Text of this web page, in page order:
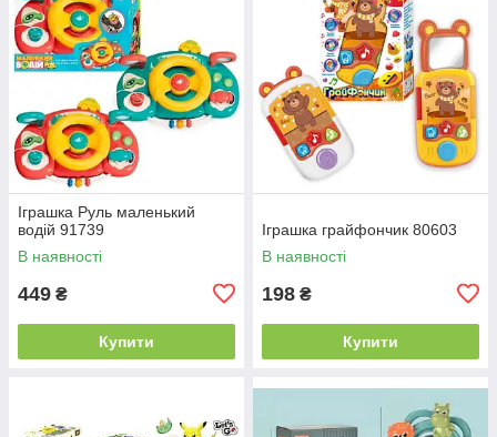
Іграшка Руль маленький
водій 91739
В наявності
449 ₴
Купити
Іграшка грайфончик 80603
В наявності
198 ₴
Купити